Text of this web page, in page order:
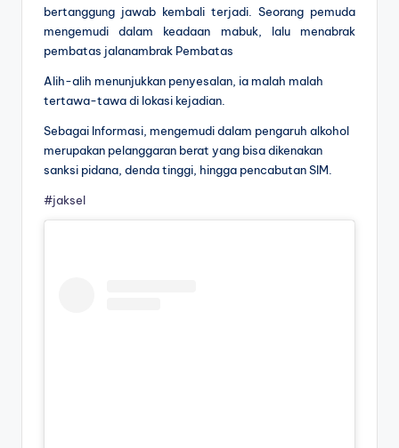
bertanggung jawab kembali terjadi. Seorang pemuda
mengemudi dalam keadaan mabuk, lalu menabrak
pembatas jalanambrak Pembatas
Alih-alih menunjukkan penyesalan, ia malah malah
tertawa-tawa di lokasi kejadian.
Sebagai Informasi, mengemudi dalam pengaruh alkohol
merupakan pelanggaran berat yang bisa dikenakan
sanksi pidana, denda tinggi, hingga pencabutan SIM.
#jaksel